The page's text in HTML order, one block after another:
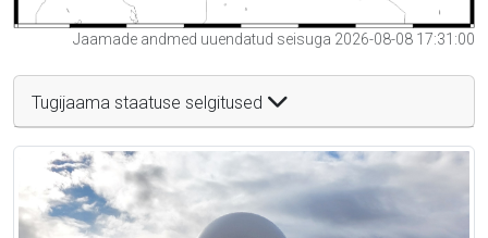
Jaamade andmed uuendatud seisuga 2026-08-08 17:31:00
Tugijaama staatuse selgitused